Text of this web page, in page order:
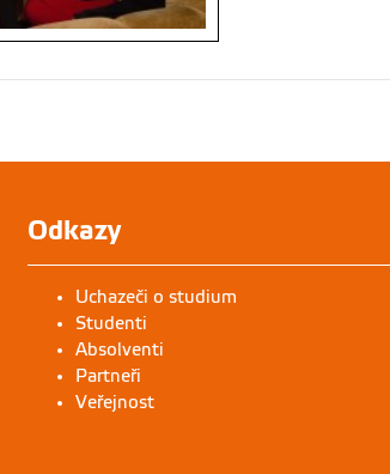
Odkazy
Uchazeči o studium
Studenti
Absolventi
Partneři
Veřejnost